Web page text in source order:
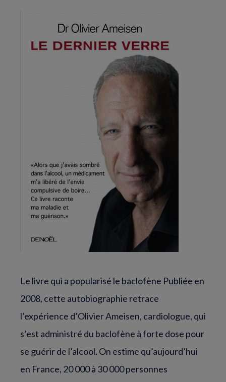
fenêtre)
fenêtre)
Le livre qui a popularisé le baclofène Publiée en
2008, cette autobiographie retrace
l’expérience d’Olivier Ameisen, cardiologue, qui
s’est administré du baclofène à forte dose pour
se guérir de l’alcool. On estime qu’aujourd’hui
en France, 20 000 à 30 000 personnes